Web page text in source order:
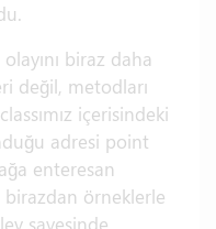
biraz daha
değil, metodları
içerisindeki
adresi point
enteresan
birazdan örneklerle
sayesinde